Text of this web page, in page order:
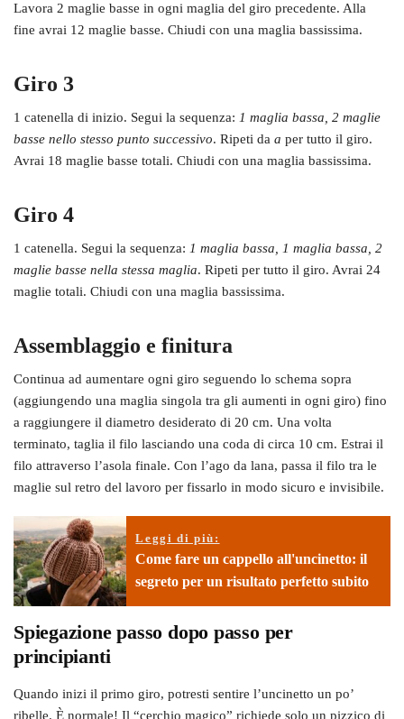
Lavora 2 maglie basse in ogni maglia del giro precedente. Alla
fine avrai 12 maglie basse. Chiudi con una maglia bassissima.
Giro 3
1 catenella di inizio. Segui la sequenza: 1 maglia bassa, 2 maglie
basse nello stesso punto successivo. Ripeti da a per tutto il giro.
Avrai 18 maglie basse totali. Chiudi con una maglia bassissima.
Giro 4
1 catenella. Segui la sequenza: 1 maglia bassa, 1 maglia bassa, 2
maglie basse nella stessa maglia. Ripeti per tutto il giro. Avrai 24
maglie totali. Chiudi con una maglia bassissima.
Assemblaggio e finitura
Continua ad aumentare ogni giro seguendo lo schema sopra
(aggiungendo una maglia singola tra gli aumenti in ogni giro) fino
a raggiungere il diametro desiderato di 20 cm. Una volta
terminato, taglia il filo lasciando una coda di circa 10 cm. Estrai il
filo attraverso l’asola finale. Con l’ago da lana, passa il filo tra le
maglie sul retro del lavoro per fissarlo in modo sicuro e invisibile.
Leggi di più:
Come fare un cappello all'uncinetto: il
segreto per un risultato perfetto subito
Spiegazione passo dopo passo per
principianti
Quando inizi il primo giro, potresti sentire l’uncinetto un po’
ribelle. È normale! Il “cerchio magico” richiede solo un pizzico di